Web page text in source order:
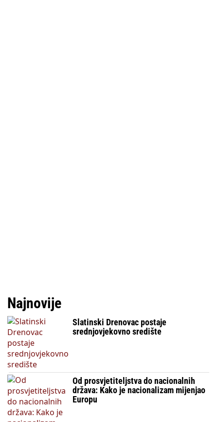
Najnovije
Slatinski Drenovac postaje
srednjovjekovno središte
Od prosvjetiteljstva do nacionalnih
država: Kako je nacionalizam mijenjao
Europu